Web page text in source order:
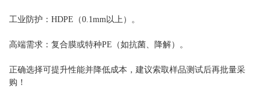
工业防护：HDPE（0.1mm以上）。
高端需求：复合膜或特种PE（如抗菌、降解）。
正确选择可提升性能并降低成本，建议索取样品测试后再批量采
购！